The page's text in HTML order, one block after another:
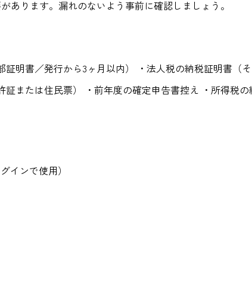
あります。漏れのないよう事前に確認しましょう。
証明書／発行から3ヶ月以内） ・法人税の納税証明書（
証または住民票） ・前年度の確定申告書控え ・所得税
インで使用）